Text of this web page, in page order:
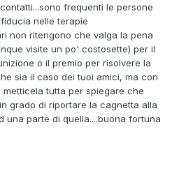
frequenti le persone
nelle terapie
non ritengono che valga la pena
visite un po' costosette) per il
o il premio per risolvere la
sia il caso dei tuoi amici, ma con
tutta per spiegare che
grado di riportare la cagnetta alla
una parte di quella....buona fortuna